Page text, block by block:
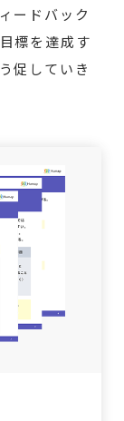
ードバック
標を達成す
促していき